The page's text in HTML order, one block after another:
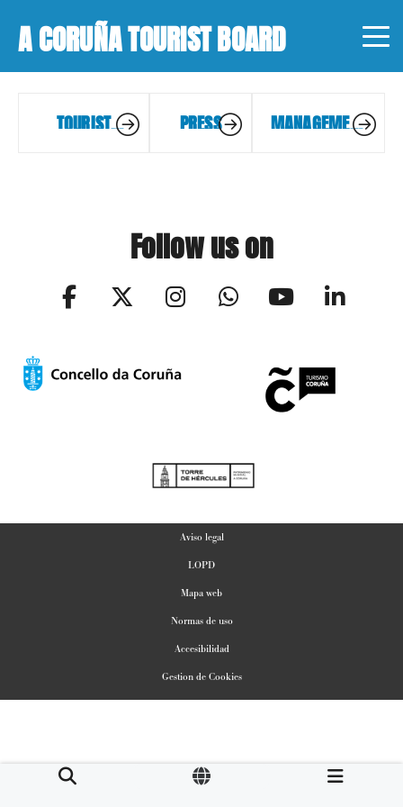
A CORUÑA TOURIST BOARD
TOURIST
INFORMATION
PRESS MANAGEMENT
Follow us on
Aviso legal
LOPD
Mapa web
Normas de uso
Accesibilidad
Gestion de Cookies